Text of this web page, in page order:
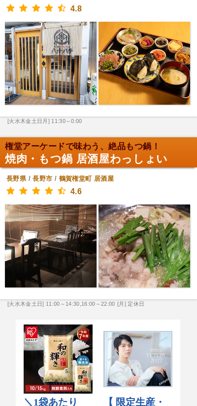
4.8
[火水木金土日月] 11:30～0:00
権堂アーケードで味わう、絶品もつ鍋！
焼肉・もつ鍋 居酒屋わっしょい
長野県/長野市 / 鶴賀権堂町 居酒屋
4.6
[火水木金土日] 11:00～14:30,16:00～22:00 [月] 定休日